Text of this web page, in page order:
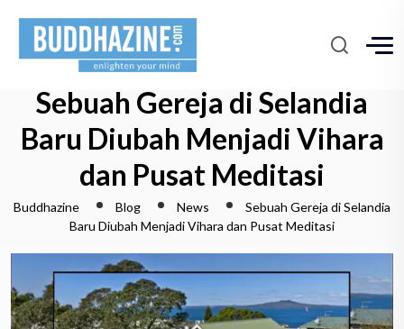
Sebuah Gereja di Selandia
Baru Diubah Menjadi Vihara
dan Pusat Meditasi
Buddhazine Blog News
Sebuah Gereja di Selandia
Baru Diubah Menjadi Vihara dan Pusat Meditasi